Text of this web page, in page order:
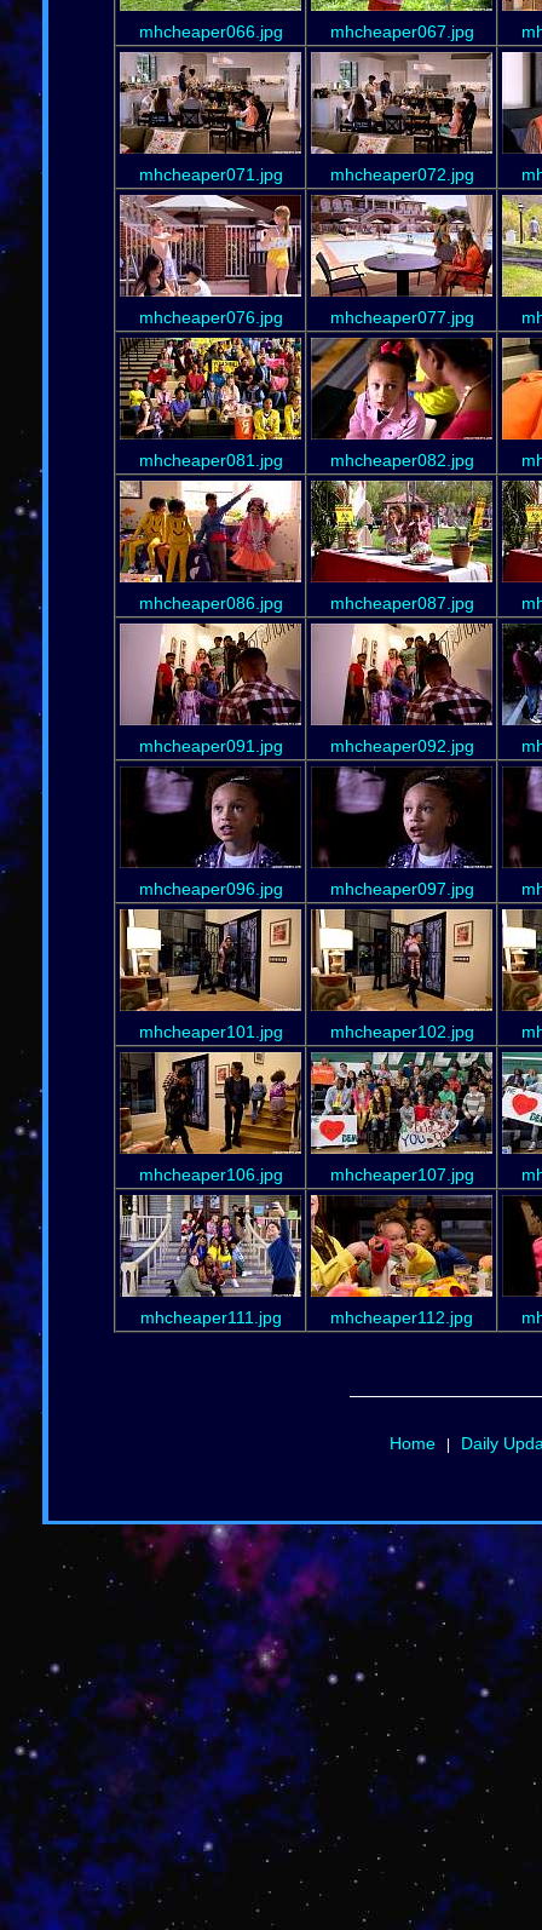
mhcheaper066.jpg mhcheaper067.jpg
mhcheaper071.jpg mhcheaper072.jpg
mhcheaper076.jpg mhcheaper077.jpg
mhcheaper081.jpg mhcheaper082.jpg
mhcheaper086.jpg mhcheaper087.jpg
mhcheaper091.jpg mhcheaper092.jpg
mhcheaper096.jpg mhcheaper097.jpg
mhcheaper101.jpg mhcheaper102.jpg
mhcheaper106.jpg mhcheaper107.jpg
mhcheaper111.jpg mhcheaper112.jpg
Home| Daily